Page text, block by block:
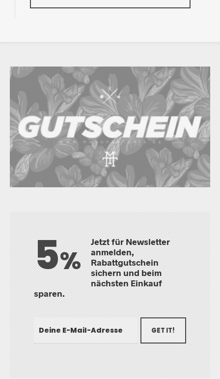
5%
Jetzt für Newsletter
anmelden,
Rabattgutschein
sichern und beim
nächsten Einkauf
sparen.
GET IT!